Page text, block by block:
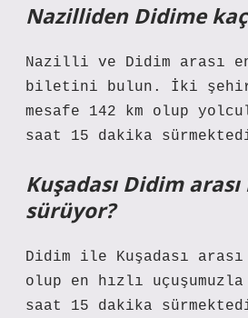
Nazilliden Didime
Nazilli ve Didim arası
biletini bulun. İki şehir
mesafe 142 km olup
saat 15 dakika
Kuşadası Didim
sürüyor?
Didim ile Kuşadası arası
olup en hızlı
saat 15 dakika